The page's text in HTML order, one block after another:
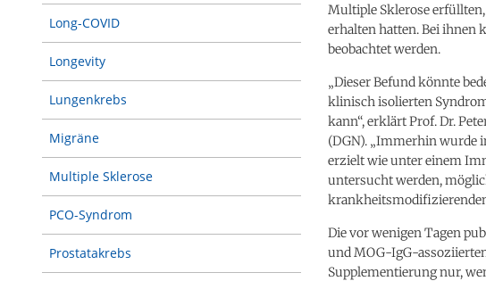
Long-COVID
Longevity
Lungenkrebs
Migräne
Multiple Sklerose
PCO-Syndrom
Prostatakrebs
Multiple Sklerose
erhalten hatten. Bei ihnen
beobachtet werden.
„Dieser Befund könnte
klinisch isolierten
kann“, erklärt Prof. Dr.
(DGN). „Immerhin wurde
erzielt wie unter einem
untersucht werden,
Die vor wenigen Tagen
und MOG-IgG-
Supplementierung nur,